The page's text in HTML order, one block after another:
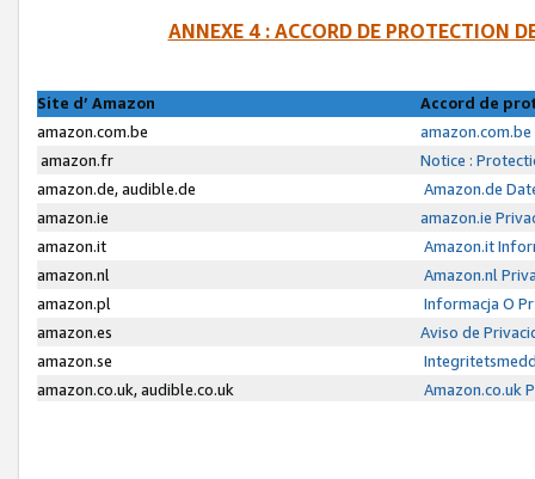
ANNEXE 4 : ACCORD DE PROTECTION
Site d’ Amazon
Accord de
amazon.com.be
amazon.fr
Notice :
amazon.de, audible.de
Amazon.de
amazon.ie
amazon.ie
amazon.it
Amazon.it
amazon.nl
Amazon.nl
amazon.pl
Informacja O
amazon.es
Aviso de
amazon.se
amazon.co.uk, audible.co.uk
Amazon.co.uk